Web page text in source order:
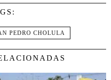
PEDRO CHOLULA